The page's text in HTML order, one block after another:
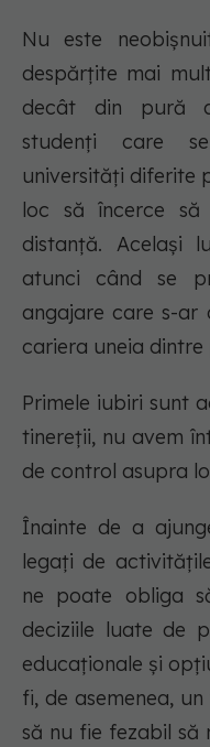
Nu este
despărțite mai
decât din pură
studenți care
universități diferite
loc să încerce
distanță. Același
atunci când se
angajare care s-ar
cariera uneia dintre
Primele iubiri sunt
tinereții, nu avem
de control asupra
Înainte de a
legați de
ne poate obliga
deciziile luate de
educaționale și
fi, de asemenea,
să nu fie fezabil să